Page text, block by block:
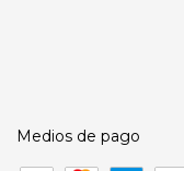
Medios de pago